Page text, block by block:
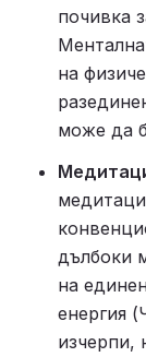
почивка
на
може да
дълбоки
на
енергия
изчерпи,